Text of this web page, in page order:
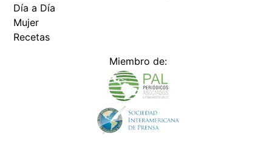
Día a Día
Mujer
Recetas
Miembro de: